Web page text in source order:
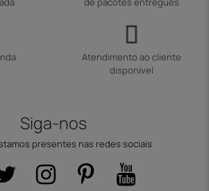
Atendimento ao cliente
disponível
Siga-nos
presentes nas redes sociais